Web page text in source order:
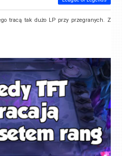
tracą tak dużo LP przy przegranych. Z